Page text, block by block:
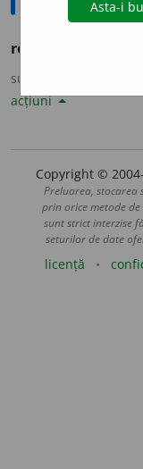
rol
sursa:
acțiuni
Copyright ©
Preluarea, stocarea
prin orice metode
sunt strict interzise
seturilor de date
licență